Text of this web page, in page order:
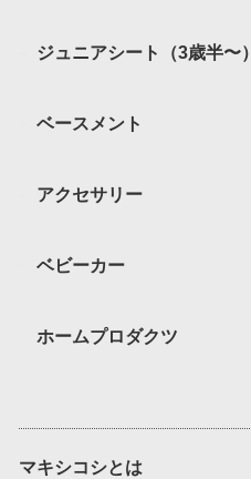
ジュニアシート（3歳半〜）
ベースメント
アクセサリー
ベビーカー
ホームプロダクツ
マキシコシとは